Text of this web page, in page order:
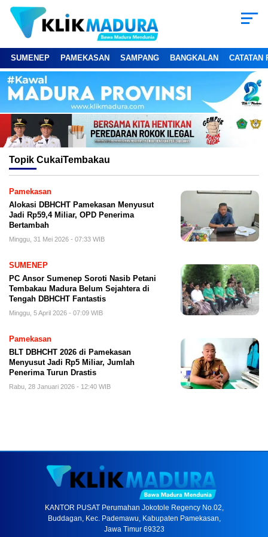
SUMENEP PAMEKASAN SAMPANG BANGKALAN CATATAN
Topik CukaiTembakau
Pamekasan
Alokasi DBHCHT Pamekasan Menyusut
Jadi Rp59,4 Miliar, OPD Penerima
Bertambah
Minggu, 31 Mei 2026 - 07:33 WIB
SUMENEP
PC Ansor Sumenep Soroti Nasib Petani
Tembakau Madura Belum Sejahtera di
Tengah DBHCHT Fantastis
Minggu, 5 April 2026 - 07:09 WIB
Pamekasan
BLT DBHCHT 2026 di Pamekasan
Menyusut Jadi Rp5 Miliar, Jumlah
Penerima Turun Drastis
Rabu, 28 Januari 2026 - 12:40 WIB
KANTOR PUSAT Perumahan Jokotole Regency No.02,
Buddagan, Kec. Pademawu, Kabupaten Pamekasan,
Jawa Timur 69323